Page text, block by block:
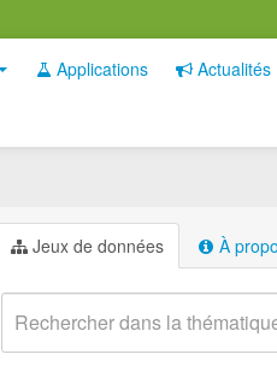
Applications Actualités
Jeux de données À